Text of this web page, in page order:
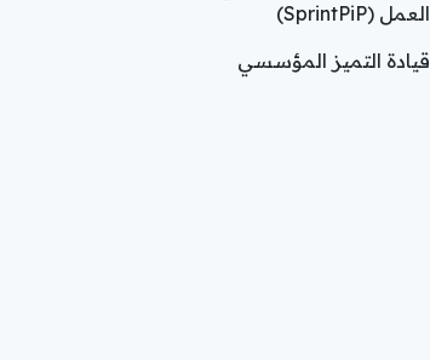
العمل (SprintPiP)
قيادة التميز المؤسسي